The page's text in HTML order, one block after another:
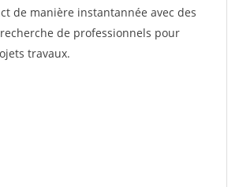
de manière instantannée avec des
de professionnels pour
travaux.